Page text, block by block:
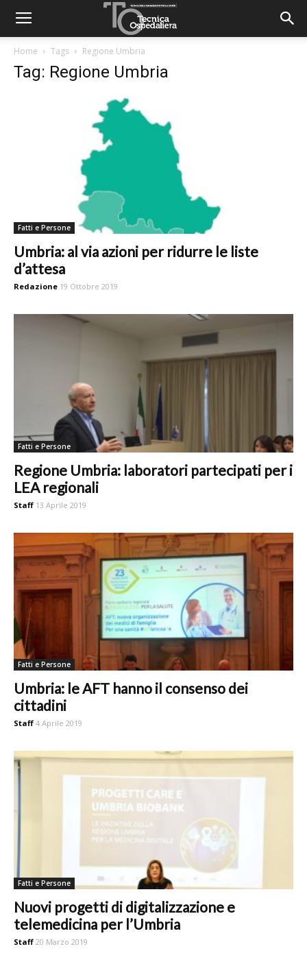
Home Tags Regione Umbria
Tag: Regione Umbria
Fatti e Persone
Umbria: al via azioni per ridurre le liste
d’attesa
Redazione 19 Ottobre 2019
Fatti e Persone
Regione Umbria: laboratori partecipati per i
LEA regionali
Staff 13 Aprile 2019
Fatti e Persone
Umbria: le AFT hanno il consenso dei
cittadini
Staff 4 Aprile 2019
Fatti e Persone
Nuovi progetti di digitalizzazione e
telemedicina per l’Umbria
Staff 20 Marzo 2019